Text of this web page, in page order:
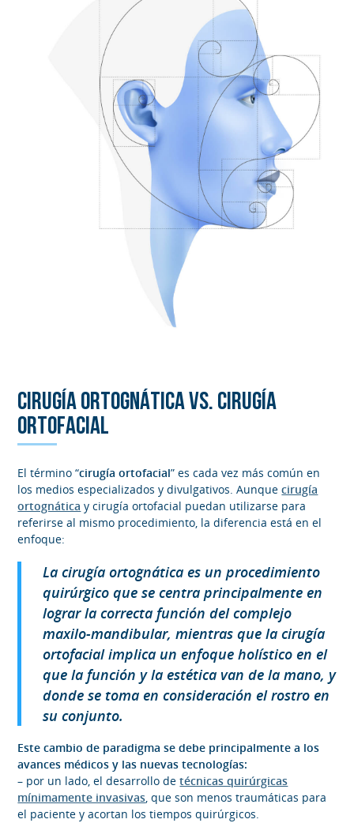
CIRUGÍA ORTOGNÁTICA VS. CIRUGÍA
ORTOFACIAL
El término “cirugía ortofacial” es cada vez más común en
los medios especializados y divulgativos. Aunquecirugía
ortognática y cirugía ortofacial puedan utilizarse para
referirse al mismo procedimiento, la diferencia está en el
enfoque:
La cirugía ortognática es un procedimiento
quirúrgico que se centra principalmente en
lograr la correcta función del complejo
maxilo-mandibular, mientras que la cirugía
ortofacial implica un enfoque holístico en el
que la función y la estética van de la mano, y
donde se toma en consideración el rostro en
su conjunto.
Este cambio de paradigma se debe principalmente a los
avances médicos y las nuevas tecnologías:
– por un lado, el desarrollo detécnicas quirúrgicas
mínimamente invasivas, que son menos traumáticas para
el paciente y acortan los tiempos quirúrgicos.